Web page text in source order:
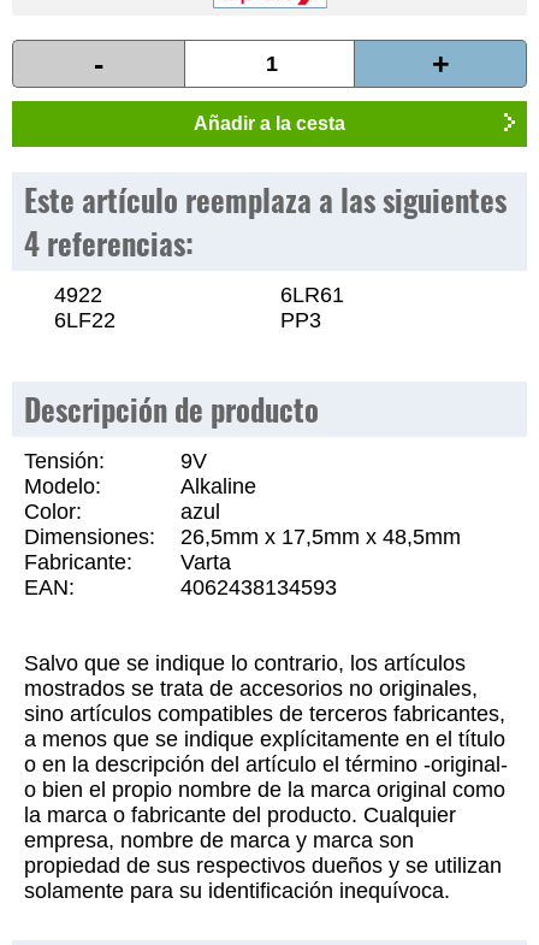
- +
Añadir a la cesta
Este artículo reemplaza a las siguientes
4 referencias:
4922
6LF22
6LR61
PP3
Descripción de producto
Tensión:
9V
Modelo:
Alkaline
Color:
azul
Dimensiones:
26,5mm x 17,5mm x 48,5mm
Fabricante:
Varta
EAN:
4062438134593
Salvo que se indique lo contrario, los artículos
mostrados se trata de accesorios no originales,
sino artículos compatibles de terceros fabricantes,
a menos que se indique explícitamente en el título
o en la descripción del artículo el término -original-
o bien el propio nombre de la marca original como
la marca o fabricante del producto. Cualquier
empresa, nombre de marca y marca son
propiedad de sus respectivos dueños y se utilizan
solamente para su identificación inequívoca.